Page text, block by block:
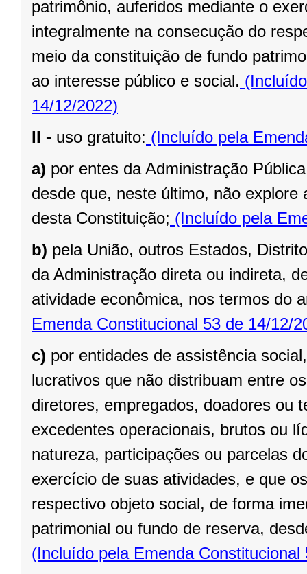
patrimônio, auferidos mediante o
integralmente na consecução do
meio da constituição de fundo
ao interesse público e social.
14/12/2022)
II - uso gratuito: (Incluído pela
a) por entes da Administração
desde que, neste último, não
desta Constituição; (Incluído pela
b) pela União, outros Estados,
da Administração direta ou indireta,
atividade econômica, nos termos do
Emenda Constitucional 53 de 14/12/
c) por entidades de assistência
lucrativos que não distribuam entre
diretores, empregados, doadores ou
excedentes operacionais, brutos ou
natureza, participações ou parcelas
exercício de suas atividades, e que
respectivo objeto social, de forma
patrimonial ou fundo de reserva,
(Incluído pela Emenda Constitucional